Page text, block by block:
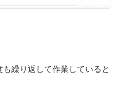
繰り返して作業していると